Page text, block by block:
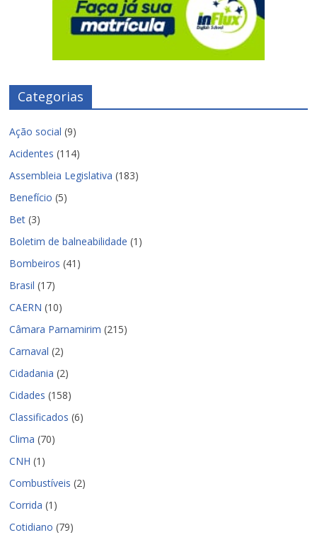
Categorias
Ação social (9)
Acidentes (114)
Assembleia Legislativa (183)
Benefício (5)
Bet (3)
Boletim de balneabilidade (1)
Bombeiros (41)
Brasil (17)
CAERN (10)
Câmara Parnamirim (215)
Carnaval (2)
Cidadania (2)
Cidades (158)
Classificados (6)
Clima (70)
CNH (1)
Combustíveis (2)
Corrida (1)
Cotidiano (79)